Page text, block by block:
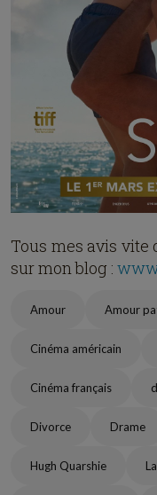
Tous mes avis
sur mon blog :
Amour Amour
Cinéma américain
Cinéma français
Divorce Drame
Hugh Quarshie